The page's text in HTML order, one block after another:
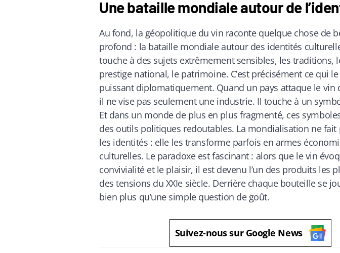
Une bataille mondiale autour de
Au fond, la géopolitique du vin raconte quelque chose de
profond : la bataille mondiale autour des identités
touche à des sujets extrêmement sensibles, les traditions,
prestige national, le patrimoine. C’est précisément ce qui
puissant diplomatiquement. Quand un pays attaque le vin
il ne vise pas seulement une industrie. Il touche à un
Et dans un monde de plus en plus fragmenté, ces
des outils politiques redoutables. La mondialisation ne fait
les identités : elle les transforme parfois en armes
culturelles. Le paradoxe est fascinant : alors que le vin
convivialité et le plaisir, il est devenu l’un des produits les
des tensions du XXIe siècle. Derrière chaque bouteille se
bien plus qu’une simple question de goût.
Suivez-nous sur Google News